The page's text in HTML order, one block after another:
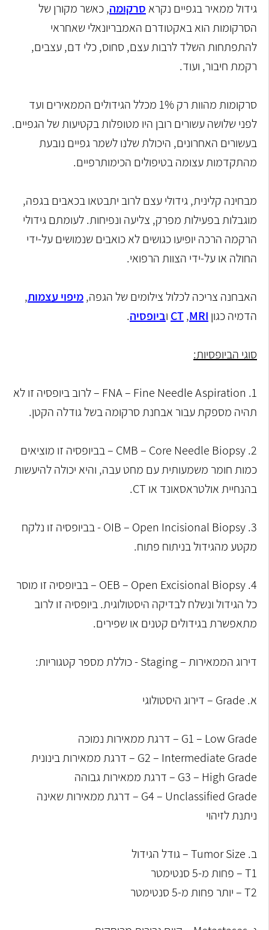
גידול ממאיר בגפיים נקראסרקומה, כאשר מקורן של
הסרקומות הוא באקטודרם האמבריונאלי שאחראי
להתפתחות השלד לרבות עצם, סחוס, כלי דם, עצבים,
רקמת חיבור, ועוד.
סרקומות מהוות רק 1% מכלל הגידולים הממאירים ועד
לפני שלושה עשורים רובן היו מטופלות בקטיעות של הגפיים.
בעשורים האחרונים, היכולת שלנו לשמר גפיים נובעת
מהתקדמות עצומה בטיפולים הכימותרפיים.
מבחינה קלינית, גידולי עצם לרוב יתבטאו בכאבים בגפה,
מוגבלות בפעילות מפרק, צליעה ונפיחות. לעומתם גידולי
הרקמה הרכה יופיעו כגושים לא כואבים שנמושים על-ידי
החולה או על-ידי הצוות הרפואי.
האבחנה צריכה לכלול צילומים של הגפה,מיפוי עצמות,
הדמיה כגון
CT,MRI וביופסיה.
סוגי הביופסיות:
1. FNA – Fine Needle Aspiration – לרוב ביופסיה זו לא
תהיה מספקת עבור אבחנת סרקומה בשל גודלה הקטן.
2. CMB – Core Needle Biopsy – בביופסיה זו מוציאים
כמות חומר משמעותית עם מחט עבה, והיא יכולה להיעשות
בהנחיית אולטראסאונד או CT.
3. OIB – Open Incisional Biopsy - בביופסיה זו נלקח
מקטע מהגידול בניתוח פתוח.
4. OEB – Open Excisional Biopsy – בביופסיה זו מוסר
כל הגידול ונשלח לבדיקה היסטולוגית. ביופסיה זו לרוב
מתאפשרת בגידולים קטנים או שפירים.
דירוג הממאירות – Staging - כוללת מספר קטגוריות:
א. Grade – דירוג היסטולוגי
G1 – Low Grade – דרגת ממאירות נמוכה
G2 – Intermediate Grade – דרגת ממאירות בינונית
G3 – High Grade – דרגת ממאירות גבוהה
G4 – Unclassified Grade – דרגת ממאירות שאינה
ניתנת לזיהוי
ב. Tumor Size – גודל הגידול
T1 – פחות מ-5 סנטימטר
T2 – יותר פחות מ-5 סנטימטר